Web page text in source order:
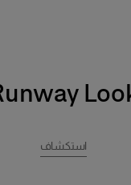
استكشاف